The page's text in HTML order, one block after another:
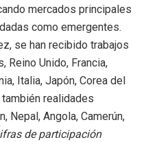
mercados principales
como emergentes.
se han recibido trabajos
Reino Unido, Francia,
Italia, Japón, Corea del
también realidades
Nepal, Angola, Camerún,
de participación